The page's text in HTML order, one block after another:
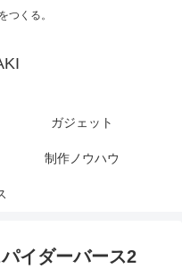
つくる。
ガジェット
制作ノウハウ
イダーバース2